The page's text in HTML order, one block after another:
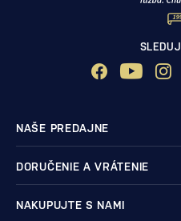
NAŠE PREDAJNE
DORUČENIE A VRÁTENIE
NAKUPUJTE S NAMI